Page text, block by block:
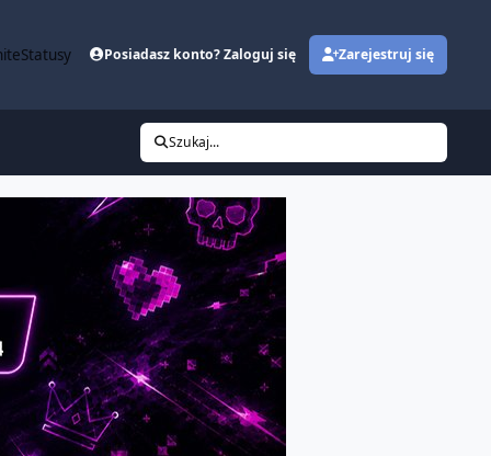
Statusy Posiadasz konto? Zaloguj się Zarejestruj się
Szukaj...